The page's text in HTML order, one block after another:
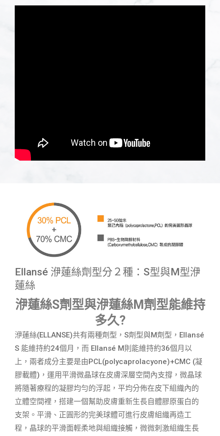
Ellansé 洢蓮絲劑型分２種：S型與M型洢
蓮絲
洢蓮絲S劑型與洢蓮絲M劑型能維持
多久?
洢蓮絲(ELLANSE)共有兩種劑型，S劑型與M劑型，Ellansé
S 能維持約24個月，而 Ellansé M則能維持約36個月以
上，兩者成分主要是由PCL(polycaprolacyone)+CMC (凝
膠載體)，運用平滑微晶球在皮膚深層空間內支撐，微晶球
將隨著療程的凝膠均勻的浮起，平均分佈在皮下組織內的
立體空間裡，搭建一個幫助皮膚重新生長自體膠原蛋白的
支架。平滑、正圓形的完美球體可進行皮膚組織再造工
程，晶球的平滑面輕柔地與組織接觸，微微刺激組織生長